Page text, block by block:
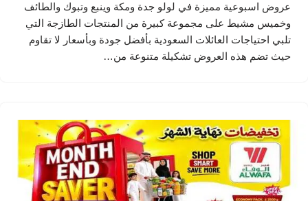
عروض اسبوعية مميزة في لولو جدة ومكة وينبع وتبوك والطائف
وخميس مشيط على مجموعة كبيرة من المنتجات الطازجة التي
تلبي احتياجات العائلات السعودية بأفضل جودة وبأسعار لا تقاوم
حيث تضم هذه العروض تشكيلة متنوعة من…